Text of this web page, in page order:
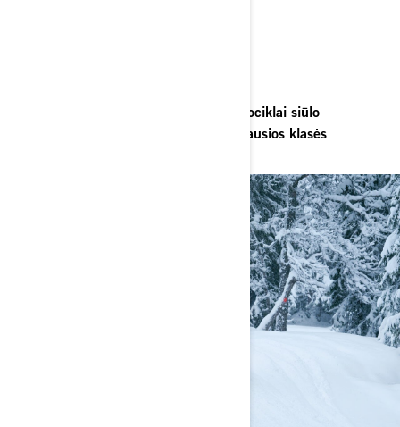
„Lynx Xterrain“ universalūs sniego motociklai siūlo
neprilygstamą našumą kartu su aukščiausios klasės